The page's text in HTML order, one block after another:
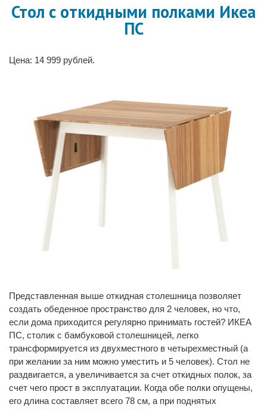
Стол с откидными полками Икеа
ПС
Цена: 14 999 рублей.
Представленная выше откидная столешница позволяет
создать обеденное пространство для 2 человек, но что,
если дома приходится регулярно принимать гостей? ИКЕА
ПС, столик с бамбуковой столешницей, легко
трансформируется из двухместного в четырехместный (а
при желании за ним можно уместить и 5 человек). Стол не
раздвигается, а увеличивается за счет откидных полок, за
счет чего прост в эксплуатации. Когда обе полки опущены,
его длина составляет всего 78 см, а при поднятых